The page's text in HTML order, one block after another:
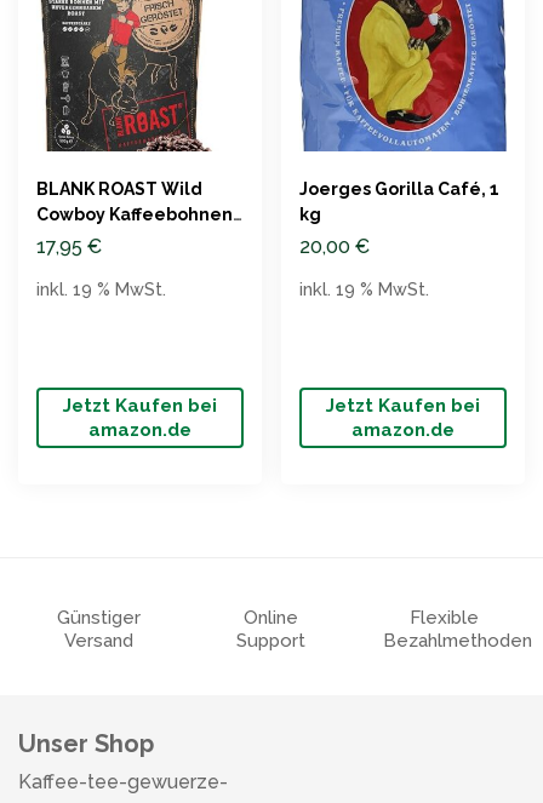
BLANK ROAST Wild
Cowboy Kaffeebohnen,
Espresso, 500g
17,95 €
Jetzt Kaufen bei
amazon.de
inkl. 19 % MwSt.
Joerges Gorilla Café, 1
kg
20,00 €
Jetzt Kaufen bei
amazon.de
inkl. 19 % MwSt.
Günstiger
Versand
Online
Support
Flexible
Bezahlmethoden
Unser Shop
Kaffee-tee-gewuerze-